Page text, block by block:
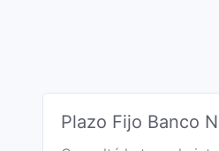
Plazo Fijo Banco